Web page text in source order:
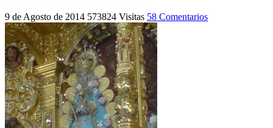
9 de Agosto de 2014 573824 Visitas 58 Comentarios